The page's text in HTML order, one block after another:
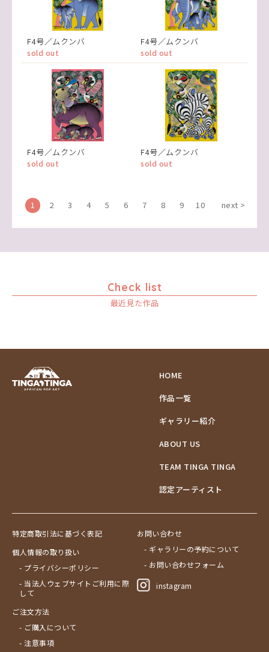
F4号／ムクンバ
sold out
F4号／ムクンバ
sold out
F4号／ムクンバ
sold out
F4号／ムクンバ
sold out
1 2 3 4 5 6 7 8 9 10 next >
Check list
最近見た作品
HOME
作品一覧
ギャラリー紹介
ABOUT US
TEAM TINGA TINGA
認定アーティスト
特定商取引法に基づく表記
個人情報の取り扱い
- プライバシーポリシー
- 当法人ウェブサイトご利用に際
して
ご注文方法
- ご購入について
- 注意事項
お問い合わせ
- ギャラリーの予約について
- お問い合わせフォーム
instagram